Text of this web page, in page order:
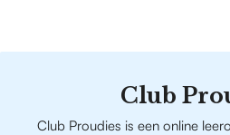
Club
Club Proudies is een online